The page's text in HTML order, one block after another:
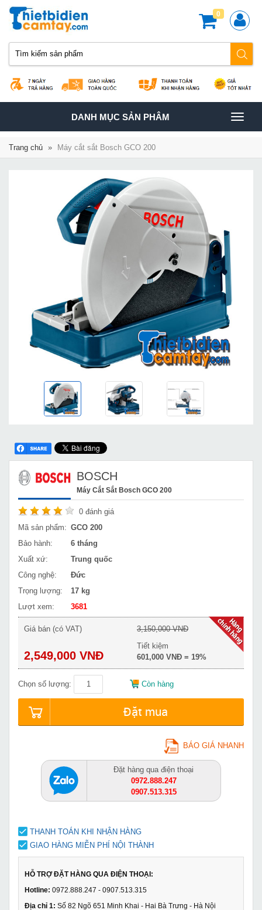
0
TOGGLE
NAVIGATION
DANH MỤC SẢN PHÂM
Trang chủ » Máy cắt sắt Bosch GCO 200
BOSCH
Máy Cắt Sắt Bosch GCO 200
0 đánh giá
Mã sản phẩm: GCO 200
Bảo hành:
6 tháng
Xuất xứ:
Trung quốc
Công nghệ:
Đức
Trọng lượng:
17 kg
Lượt xem:
3681
Giá bán (có VAT)
2,549,000 VNĐ
3,150,000 VNĐ
Tiết kiệm
601,000 VNĐ = 19%
Chọn số lượng: Còn hàng
Đặt mua
BÁO GIÁ NHANH
Đặt hàng qua điện thoại
0972.888.247
0907.513.315
THANH TOÁN KHI NHẬN HÀNG
GIAO HÀNG MIỄN PHÍ NỘI THÀNH
HỖ TRỢ ĐẶT HÀNG QUA ĐIỆN THOẠI:
Hotline: 0972.888.247 - 0907.513.315
Địa chỉ 1: Số 82 Ngõ 651 Minh Khai - Hai Bà Trưng - Hà Nội